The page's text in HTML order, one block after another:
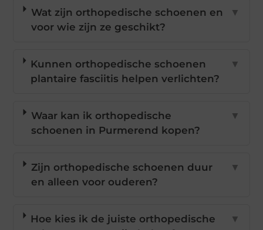
Wat zijn orthopedische schoenen en
voor wie zijn ze geschikt?
▼
Kunnen orthopedische schoenen
plantaire fasciitis helpen verlichten?
▼
Waar kan ik orthopedische
schoenen in Purmerend kopen?
▼
Zijn orthopedische schoenen duur
en alleen voor ouderen?
▼
Hoe kies ik de juiste orthopedische
▼